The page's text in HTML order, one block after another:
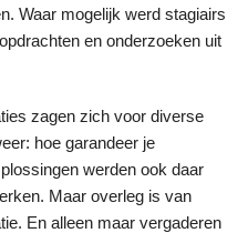
Waar mogelijk werd stagiairs
en onderzoeken uit
zagen zich voor diverse
hoe garandeer je
werden ook daar
Maar overleg is van
En alleen maar vergaderen